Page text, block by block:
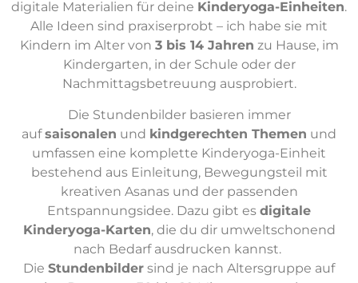
digitale Materialien für deine Kinderyoga-Einheiten.
Alle Ideen sind praxiserprobt – ich habe sie mit
Kindern im Alter von 3 bis 14 Jahren zu Hause, im
Kindergarten, in der Schule oder der
Nachmittagsbetreuung ausprobiert.
Die Stundenbilder basieren immer
aufsaisonalen und kindgerechten Themen und
umfassen eine komplette Kinderyoga-Einheit
bestehend aus Einleitung, Bewegungsteil mit
kreativen Asanas und der passenden
Entspannungsidee. Dazu gibt es digitale
Kinderyoga-Karten, die du dir umweltschonend
nach Bedarf ausdrucken kannst.
Die Stundenbilder sind je nach Altersgruppe auf